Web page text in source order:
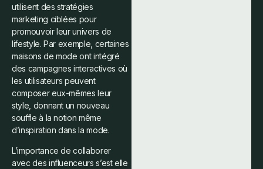
utilisent des stratégies
marketing ciblées pour
promouvoir leur univers de
lifestyle. Par exemple, certaines
maisons de mode ont intégré
des campagnes interactives où
les utilisateurs peuvent
composer eux-mêmes leur
style, donnant un nouveau
souffle à la notion même
d’inspiration dans la mode.
L’importance de collaborer
avec des influenceurs s’est elle